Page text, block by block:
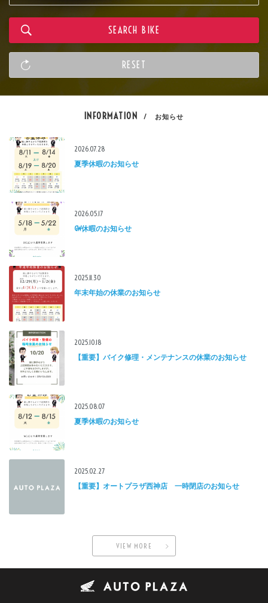
INFORMATION / お知らせ
2026.07.28
夏季休暇のお知らせ
2026.05.17
GW休暇のお知らせ
2025.11.30
年末年始の休業のお知らせ
2025.10.18
【重要】バイク修理・メンテナンスの休業のお知らせ
2025.08.07
夏季休暇のお知らせ
2025.02.27
【重要】オートプラザ西神店 一時閉店のお知らせ
VIEW MORE